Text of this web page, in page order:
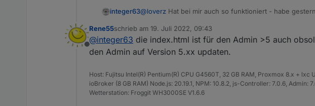
integer63@loverz Hat bei mir auch so funktioniert - habe
@Rene55 habe gerade den Adapter installiert (0.0.14
Instanz angelegt und die Files mit Upload
Offline
Rene55schrieb am 19. Juli 2022, 09:43
zuletzt editiert von
@integer63 die index.html ist für den Admin >5 auch
den Admin auf Version 5.xx updaten.
Host: Fujitsu Intel(R) Pentium(R) CPU G4560T, 32 GB RAM, Proxmox 8.x + lxc
ioBroker (8 GB RAM) Node.js: 20.19.1, NPM: 10.8.2, js-Controller: 7.0.6, Admin:
Wetterstation: Froggit WH3000SE V1.6.6